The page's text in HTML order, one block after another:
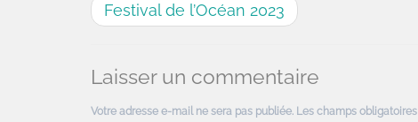
Festival de l’Océan 2023
Laisser un commentaire
Votre adresse e-mail ne sera pas publiée. Les champs